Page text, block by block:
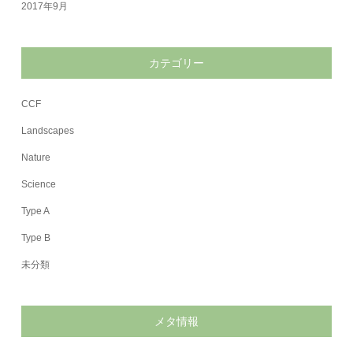
2017年9月
カテゴリー
CCF
Landscapes
Nature
Science
Type A
Type B
未分類
メタ情報